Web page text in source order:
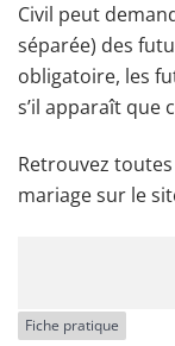
Civil peut
séparée) des
obligatoire, les
s’il apparaît que
Retrouvez
mariage sur le
Fiche pratique